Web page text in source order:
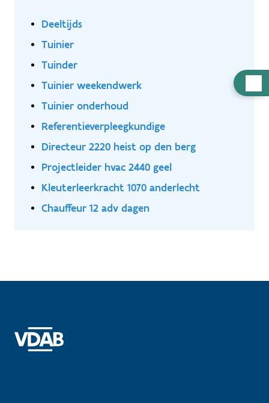
Deeltijds
Tuinier
Tuinder
Tuinier weekendwerk
Tuinier onderhoud
Referentieverpleegkundige
Directeur 2220 heist op den berg
Projectleider hvac 2440 geel
Kleuterleerkracht 1070 anderlecht
Chauffeur 12 adv dagen